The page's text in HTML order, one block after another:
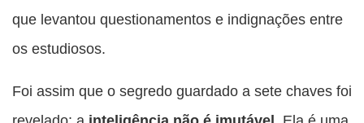
que levantou questionamentos e indignações entre
os estudiosos.
Foi assim que o segredo guardado a sete chaves foi